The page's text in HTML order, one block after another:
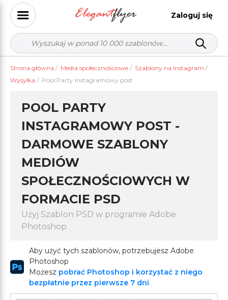
Zaloguj się
Strona główna / Media społecznościowe / Szablony na Instagram /
Wysyłka / Pool Party Instagramowy post
POOL PARTY
INSTAGRAMOWY POST -
DARMOWE SZABLONY
MEDIÓW
SPOŁECZNOŚCIOWYCH W
FORMACIE PSD
Użyj Szablon PSD w programie Adobe
Photoshop
Aby użyć tych szablonów, potrzebujesz Adobe
Photoshop
Możesz pobrać Photoshop i korzystać z niego
bezpłatnie przez pierwsze 7 dni